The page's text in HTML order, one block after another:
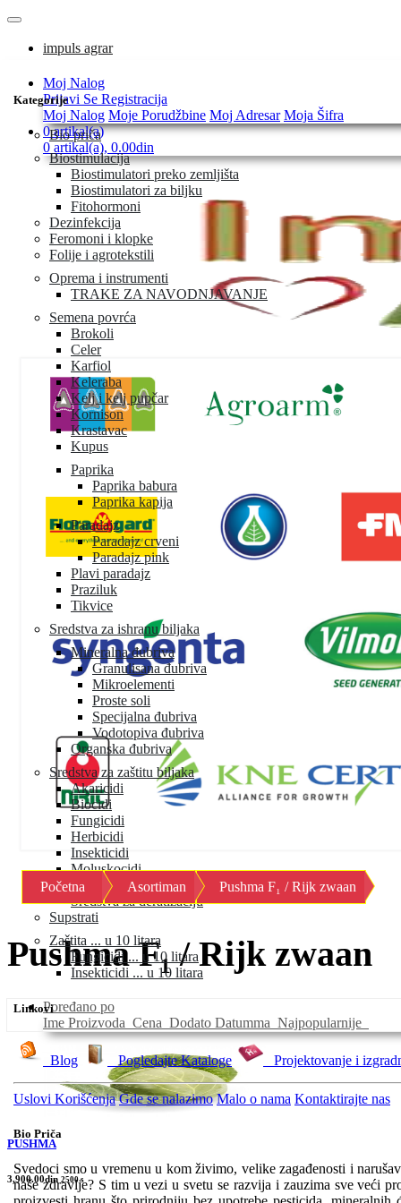
impuls agrar
Kategorije
Bio priča
Biostimulacija
Biostimulatori preko zemljišta
Biostimulatori za biljku
Fitohormoni
Dezinfekcija
Feromoni i klopke
Folije i agrotekstili
Oprema i instrumenti
TRAKE ZA NAVODNJAVANJE
Semena povrća
Brokoli
Celer
Karfiol
Keleraba
Kelj i kelj pupčar
Kornison
Krastavac
Kupus
Paprika
Paprika babura
Paprika kapija
Paradajz
Paradajz crveni
Paradajz pink
Plavi paradajz
Praziluk
Tikvice
Sredstva za ishranu biljaka
Mineralna đubriva
Granulisana đubriva
Mikroelementi
Proste soli
Specijalna đubriva
Vodotopiva đubriva
Organska đubriva
Sredstva za zaštitu biljaka
Akaricidi
Biocidi
Fungicidi
Herbicidi
Insekticidi
Moluskocidi
Okvašivači
Sredstva za deratizaciju
Supstrati
Zaštita ... u 10 litara
Fungicidi ... u 10 litara
Insekticidi ... u 10 litara
Linkovi
Blog Pogledajte Kataloge Projektovanje i
Uslovi Korišćenja Gde se nalazimo Malo o nama Kontaktirajte nas
Bio Priča
Svedoci smo u vremenu u kom živimo, velike zagađenosti i
naše zdravlje? S tim u vezi u svetu se razvija i zauzima sve veći
Moj Nalog
Prijavi Se Registracija
Moj Nalog Moje Porudžbine Moj Adresar Moja Šifra
0 artikal(a)
0 artikal(a), 0.00din
Početna Asortiman Pushma F₁ / Rijk zwaan
Pushma F₁ / Rijk zwaan
Poređano po
Ime Proizvoda Cena Dodato Datumma Najpopularnije
PUSHMA
3,900.00din 2500 s